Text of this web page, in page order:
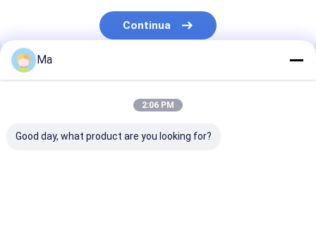
Pezzi meccanici di fabbricazione di carta
Continua
Le Nostre Categorie
Ma
2:06 PM
Good day, what product are you looking for?